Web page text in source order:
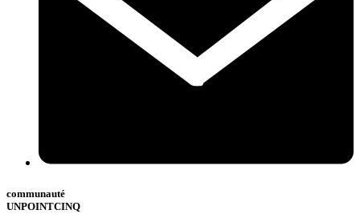
communauté
UNPOINTCINQ